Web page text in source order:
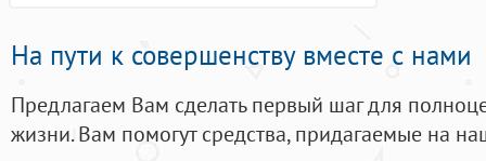
На пути к совершенству вместе с нами
Предлагаем Вам сделать первый шаг для
жизни. Вам помогут средства, придагаемые на